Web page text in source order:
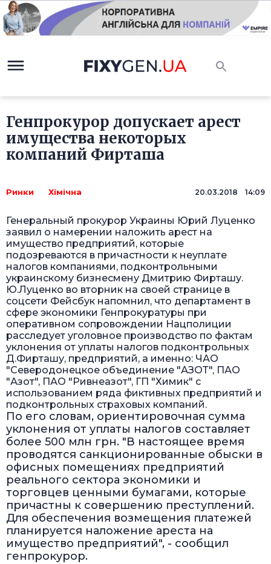
Генпрокурор допускает арест
имущества некоторых
компаний Фирташа
Ринки Хімічна 20.03.2018 14:09
Генеральный прокурор Украины Юрий Луценко
заявил о намерении наложить арест на
имущество предприятий, которые
подозреваются в причастности к неуплате
налогов компаниями, подконтрольными
украинскому бизнесмену Дмитрию Фирташу.
Ю.Луценко во вторник на своей странице в
соцсети Фейсбук напомнил, что департамент в
сфере экономики Генпрокуратуры при
оперативном сопровождении Нацполиции
расследует уголовное производство по фактам
уклонения от уплаты налогов подконтрольных
Д.Фирташу, предприятий, а именно: ЧАО
"Северодонецкое объединение "АЗОТ", ПАО
"Азот", ПАО "Ривнеазот", ГП "Химик" с
использованием ряда фиктивных предприятий и
подконтрольных страховых компаний.
По его словам, ориентировочная сумма
уклонения от уплаты налогов составляет
более 500 млн грн. "В настоящее время
проводятся санкционированные обыски в
офисных помещениях предприятий
реального сектора экономики и
торговцев ценными бумагами, которые
причастны к совершению преступлений.
Для обеспечения возмещения платежей
планируется наложение ареста на
имущество предприятий", - сообщил
генпрокурор.